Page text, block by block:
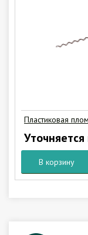
Пластиковая
В корзину